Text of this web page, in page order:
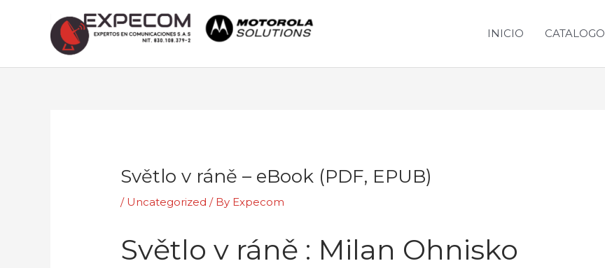
INICIO CATALOGO
Světlo v ráně – eBook (PDF, EPUB)
/ Uncategorized / By Expecom
Světlo v ráně : Milan Ohnisko